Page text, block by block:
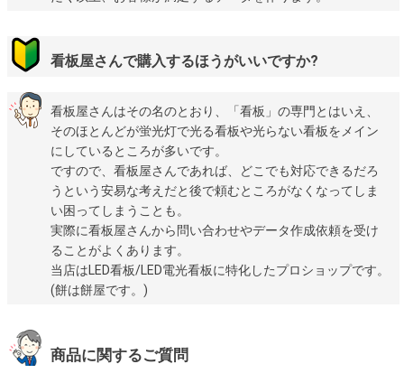
看板屋さんで購入するほうがいいですか?
看板屋さんはその名のとおり、「看板」の専門とはいえ、
そのほとんどが蛍光灯で光る看板や光らない看板をメイン
にしているところが多いです。
ですので、看板屋さんであれば、どこでも対応できるだろ
うという安易な考えだと後で頼むところがなくなってしま
い困ってしまうことも。
実際に看板屋さんから問い合わせやデータ作成依頼を受け
ることがよくあります。
当店はLED看板/LED電光看板に特化したプロショップです。
(餅は餅屋です。)
商品に関するご質問